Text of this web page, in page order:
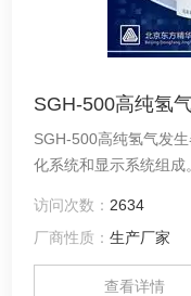
SGH-500高纯氢
SGH-500高纯氢气发
化系统和显示系统组成
输出的需要自动调整
访问次数： 2634
厂商性质：生产厂家
查看详情